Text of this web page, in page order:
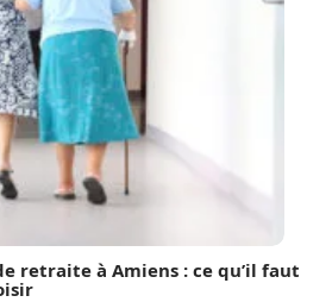
retraite à Amiens : ce qu’il faut